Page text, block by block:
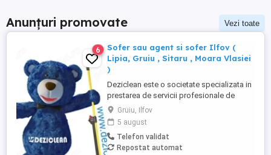
Anunțuri promovate Vezi toate
6
Sofer sau agent si sofer Ilfov (
Lipia, Gruiu , Sitaru , Moara Vlasiei
)
Deziclean este o societate specializata in
prestarea de servicii profesionale de
curatenie. Compania noastra asigura
servicii de curatenie in aproape toate
orasele mari din România. Cautam sofer
sau sofer si agent de curatenie cu
domiciliul in Ilfov ( Lipia, Gruiu , Sitaru ,
Gruiu, Ilfov
5 august
Telefon validat
Repostat automat